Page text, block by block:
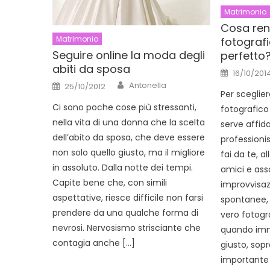
Matrimonio
Seguire online la moda degli
abiti da sposa
Posted
on
25/10/2012 Author
Antonella
Ci sono poche cose più stressanti,
nella vita di una donna che la scelta
dell’abito da sposa, che deve essere
non solo quello giusto, ma il migliore
in assoluto. Dalla notte dei tempi.
Capite bene che, con simili
aspettative, riesce difficile non farsi
prendere da una qualche forma di
nevrosi. Nervosismo strisciante che
contagia anche […]
Matrimonio
Cosa
Posted
on
16/10/
Per
serve
fai da te,
amici e
vero
quando
giusto,